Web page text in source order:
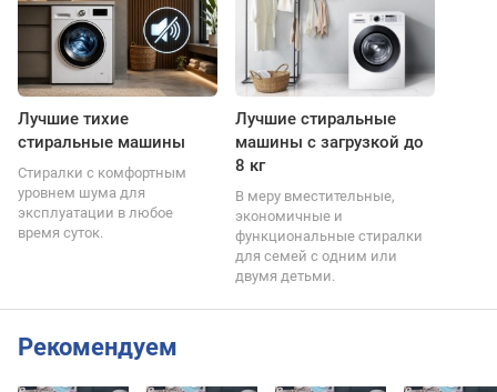
Лучшие тихие
стиральные машины
Стиралки с комфортным
уровнем шума для
эксплуатации в любое
время суток.
Лучшие стиральные
машины с загрузкой до
8 кг
В меру вместительные,
экономичные и
функциональные стиралки
для семей с одним или
двумя детьми.
Рекомендуем